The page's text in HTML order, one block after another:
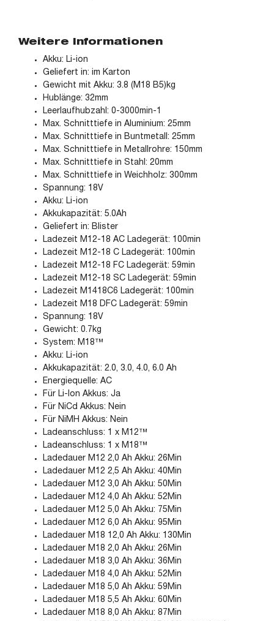
Weitere Informationen
Akku: Li-ion
Geliefert in: im Karton
Gewicht mit Akku: 3.8 (M18 B5)kg
Hublänge: 32mm
Leerlaufhubzahl: 0-3000min-1
Max. Schnitttiefe in Aluminium: 25mm
Max. Schnitttiefe in Buntmetall: 25mm
Max. Schnitttiefe in Metallrohre: 150mm
Max. Schnitttiefe in Stahl: 20mm
Max. Schnitttiefe in Weichholz: 300mm
Spannung: 18V
Akku: Li-ion
Akkukapazität: 5.0Ah
Geliefert in: Blister
Ladezeit M12-18 AC Ladegerät: 100min
Ladezeit M12-18 C Ladegerät: 100min
Ladezeit M12-18 FC Ladegerät: 59min
Ladezeit M12-18 SC Ladegerät: 59min
Ladezeit M1418C6 Ladegerät: 100min
Ladezeit M18 DFC Ladegerät: 59min
Spannung: 18V
Gewicht: 0.7kg
System: M18™
Akku: Li-ion
Akkukapazität: 2.0, 3.0, 4.0, 6.0 Ah
Energiequelle: AC
Für Li-Ion Akkus: Ja
Für NiCd Akkus: Nein
Für NiMH Akkus: Nein
Ladeanschluss: 1 x M12™
Ladeanschluss: 1 x M18™
Ladedauer M12 2,0 Ah Akku: 26Min
Ladedauer M12 2,5 Ah Akku: 40Min
Ladedauer M12 3,0 Ah Akku: 50Min
Ladedauer M12 4,0 Ah Akku: 52Min
Ladedauer M12 5,0 Ah Akku: 75Min
Ladedauer M12 6,0 Ah Akku: 95Min
Ladedauer M18 12,0 Ah Akku: 130Min
Ladedauer M18 2,0 Ah Akku: 26Min
Ladedauer M18 3,0 Ah Akku: 36Min
Ladedauer M18 4,0 Ah Akku: 52Min
Ladedauer M18 5,0 Ah Akku: 59Min
Ladedauer M18 5,5 Ah Akku: 60Min
Ladedauer M18 8,0 Ah Akku: 87Min